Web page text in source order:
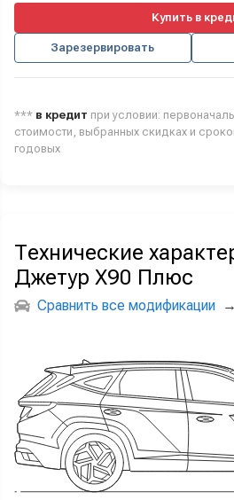
Купить в
Зарезервировать
*** в кредит при условии:
стоимости, выбранных скидках и
годовых
Технические
Джетур Х90 Плюс
Сравнить все модификации →